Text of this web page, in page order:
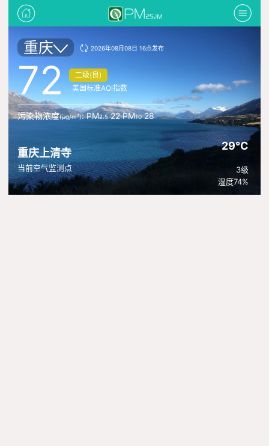
重庆 2026年08月08日 16点发布
72
二级(良)
美国标准AQI指数
污染物浓度(μg/m³): PM2.522 PM1028
重庆上清寺
当前空气监测点
29°C
3级
湿度74%